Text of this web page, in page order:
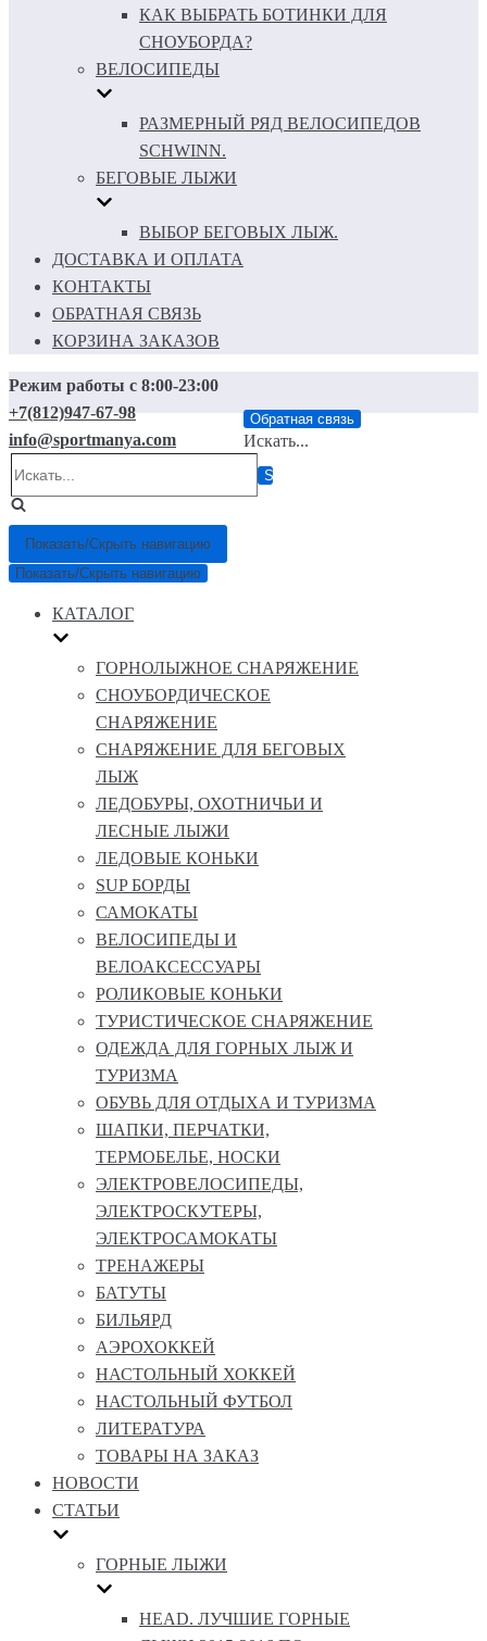
КАК ВЫБРАТЬ БОТИНКИ ДЛЯ
СНОУБОРДА?
ВЕЛОСИПЕДЫ
РАЗМЕРНЫЙ РЯД ВЕЛОСИПЕДОВ
SCHWINN.
БЕГОВЫЕ ЛЫЖИ
ВЫБОР БЕГОВЫХ ЛЫЖ.
ДОСТАВКА И ОПЛАТА
КОНТАКТЫ
ОБРАТНАЯ СВЯЗЬ
КОРЗИНА ЗАКАЗОВ
Режим работы с 8:00-23:00
+7(812)947-67-98
info@sportmanya.com
Обратная связь
Искать...
Показать/Скрыть навигацию
Показать/Скрыть навигацию
КАТАЛОГ
ГОРНОЛЫЖНОЕ СНАРЯЖЕНИЕ
СНОУБОРДИЧЕСКОЕ
СНАРЯЖЕНИЕ
СНАРЯЖЕНИЕ ДЛЯ БЕГОВЫХ
ЛЫЖ
ЛЕДОБУРЫ, ОХОТНИЧЬИ И
ЛЕСНЫЕ ЛЫЖИ
ЛЕДОВЫЕ КОНЬКИ
SUP БОРДЫ
САМОКАТЫ
ВЕЛОСИПЕДЫ И
ВЕЛОАКСЕССУАРЫ
РОЛИКОВЫЕ КОНЬКИ
ТУРИСТИЧЕСКОЕ СНАРЯЖЕНИЕ
ОДЕЖДА ДЛЯ ГОРНЫХ ЛЫЖ И
ТУРИЗМА
ОБУВЬ ДЛЯ ОТДЫХА И ТУРИЗМА
ШАПКИ, ПЕРЧАТКИ,
ТЕРМОБЕЛЬЕ, НОСКИ
ЭЛЕКТРОВЕЛОСИПЕДЫ,
ЭЛЕКТРОСКУТЕРЫ,
ЭЛЕКТРОСАМОКАТЫ
ТРЕНАЖЕРЫ
БАТУТЫ
БИЛЬЯРД
АЭРОХОККЕЙ
НАСТОЛЬНЫЙ ХОККЕЙ
НАСТОЛЬНЫЙ ФУТБОЛ
ЛИТЕРАТУРА
ТОВАРЫ НА ЗАКАЗ
НОВОСТИ
СТАТЬИ
ГОРНЫЕ ЛЫЖИ
HEAD. ЛУЧШИЕ ГОРНЫЕ